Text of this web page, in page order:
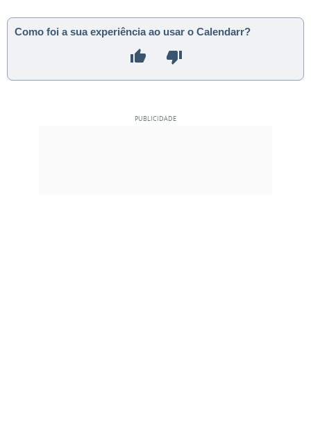
Como foi a sua experiência ao usar o Calendarr?